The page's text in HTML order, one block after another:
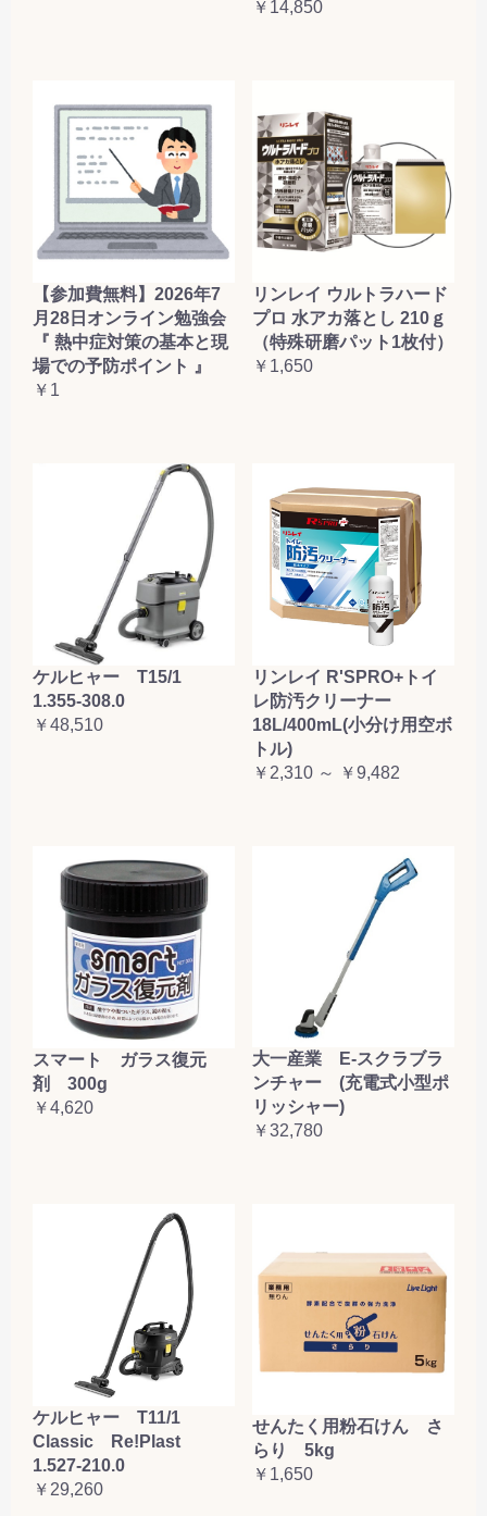
￥14,850
【参加費無料】2026年7
月28日オンライン勉強会
『 熱中症対策の基本と現
場での予防ポイント 』
￥1
リンレイ ウルトラハード
プロ 水アカ落とし 210ｇ
（特殊研磨パット1枚付）
￥1,650
ケルヒャー T15/1
1.355-308.0
￥48,510
リンレイ R'SPRO+トイ
レ防汚クリーナー
18L/400mL(小分け用空ボ
トル)
￥2,310 ～ ￥9,482
スマート ガラス復元
剤 300g
￥4,620
大一産業 E-スクラブラ
ンチャー (充電式小型ポ
リッシャー)
￥32,780
ケルヒャー T11/1
Classic Re!Plast
1.527-210.0
￥29,260
せんたく用粉石けん さ
らり 5kg
￥1,650